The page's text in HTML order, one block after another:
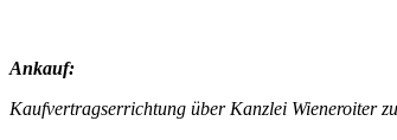
Ankauf:
Kaufvertragserrichtung über Kanzlei Wieneroiter